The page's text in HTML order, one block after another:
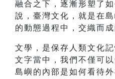
融合之下，逐漸形塑了
說，臺灣文化，就是在
的動態過程中，交織而成
文學，是保存人類文化
文字當中，我們不僅可
島嶼的內部是如何看待